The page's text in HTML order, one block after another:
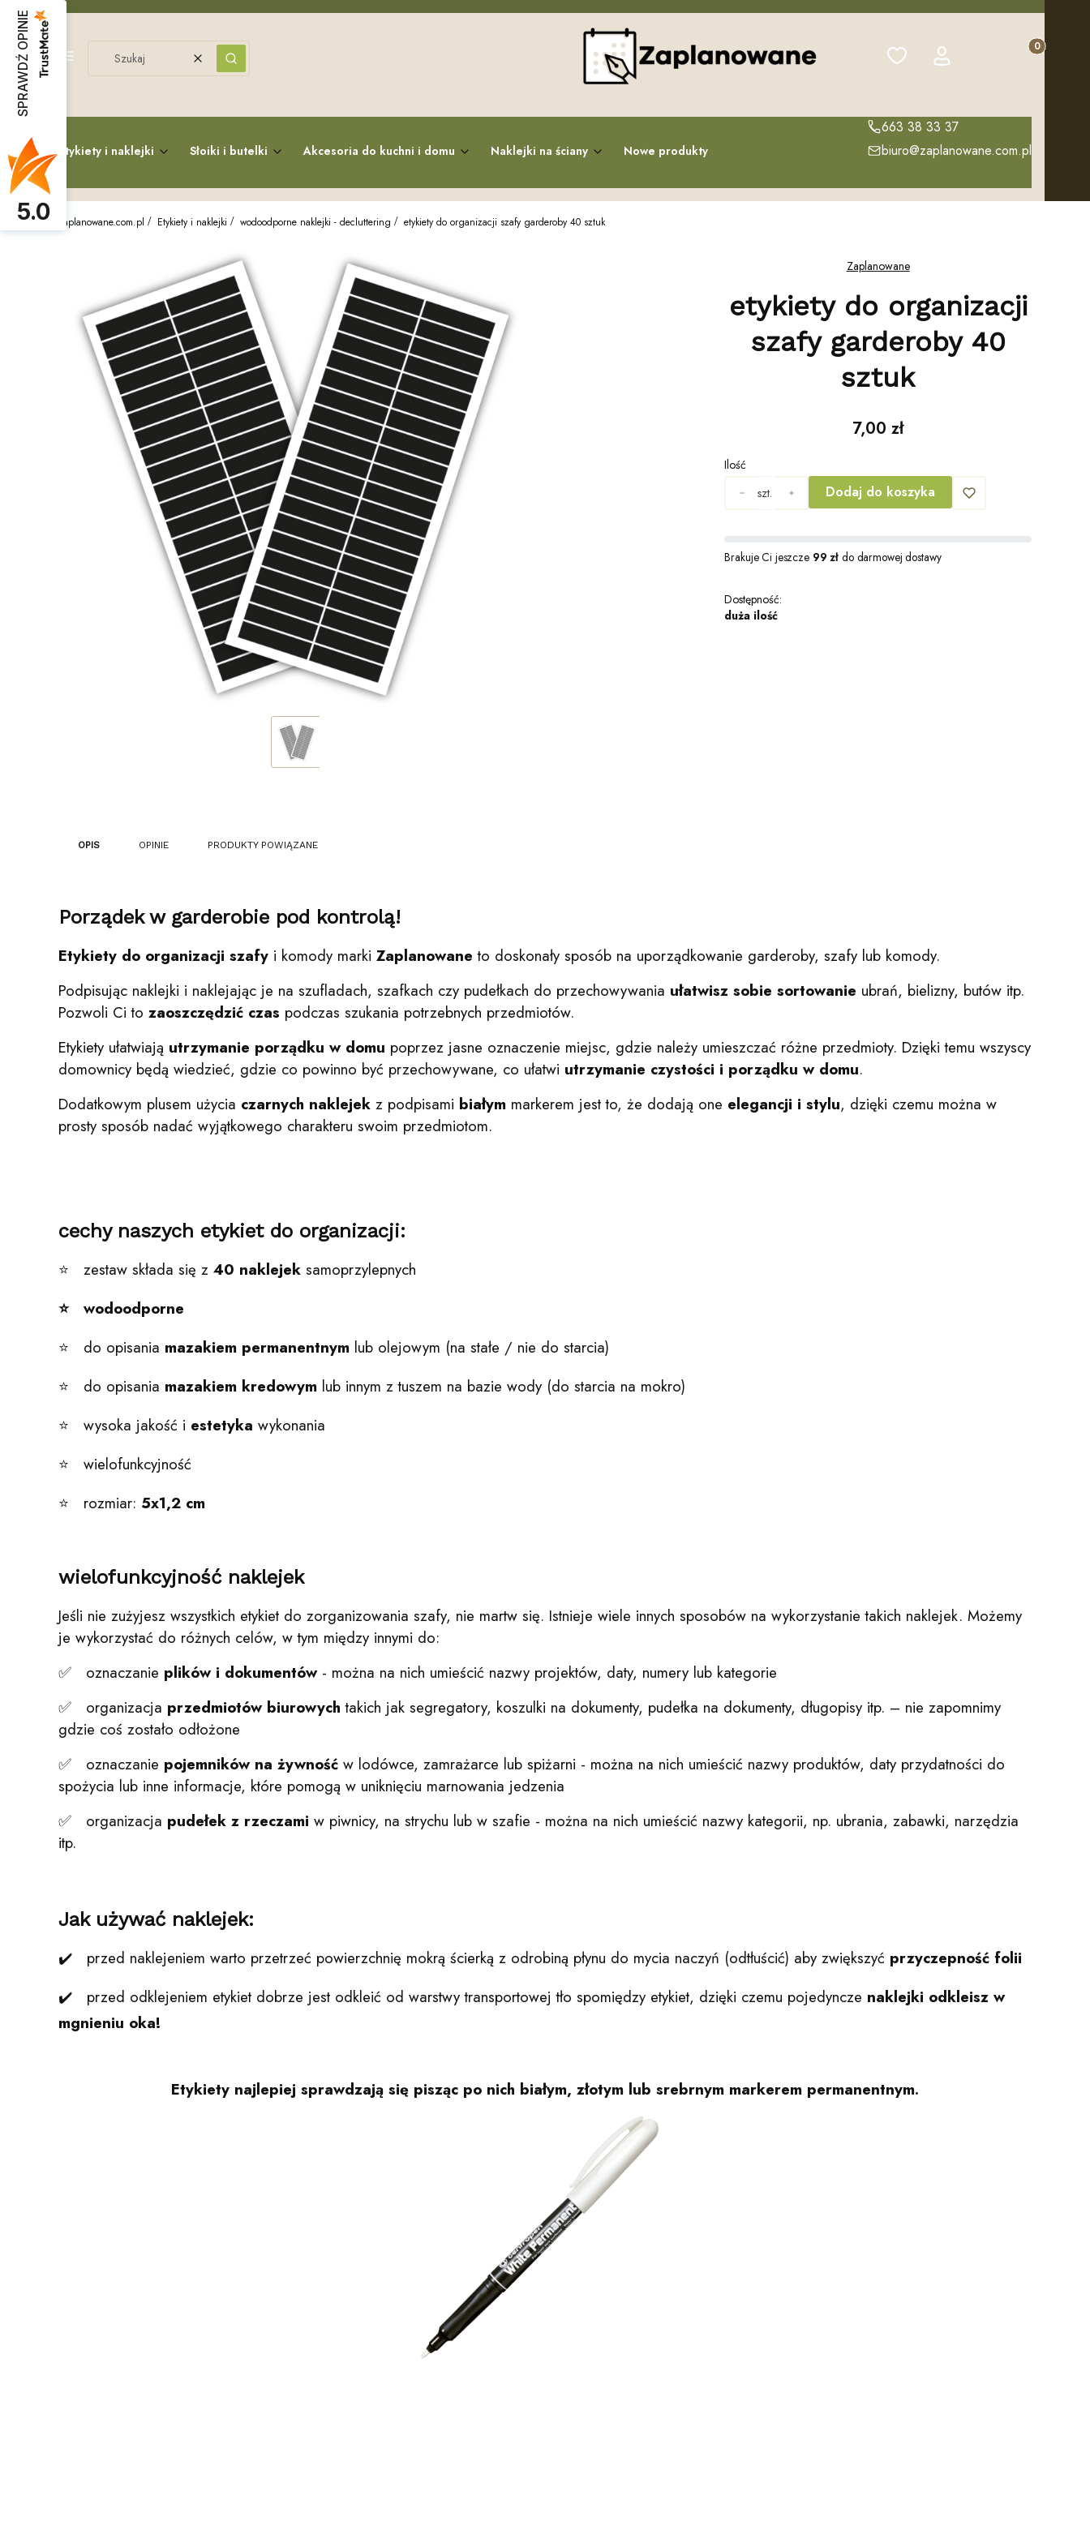
Menu
WyczyśćSzukaj
Ulubione Zaloguj się Produkty w
Koszyk
Etykiety i naklejki Słoiki i butelki Akcesoria do kuchni i domu Naklejki na ściany Nowe produkty
663 38 33 37
biuro@zaplanowane.com.pl
zaplanowane.com.pl Etykiety i naklejki wodoodporne naklejki - decluttering etykiety do organizacji szafy garderoby 40 sztuk
Zaplanowane
etykiety do organizacji
szafy garderoby 40
sztuk
Cena
7,00 zł
Ilość
szt.
Dodaj do koszyka
Brakuje Ci jeszcze 99 zł do darmowej dostawy
Dostępność:
duża ilość
OPIS OPINIE PRODUKTY POWIĄZANE
Porządek w garderobie pod kontrolą!
Etykiety do organizacji szafy i komody marki Zaplanowane to doskonały sposób na uporządkowanie garderoby, szafy lub komody.
Podpisując naklejki i naklejając je na szufladach, szafkach czy pudełkach do przechowywania ułatwisz sobie sortowanie ubrań, bielizny, butów itp.
Pozwoli Ci to zaoszczędzić czas podczas szukania potrzebnych przedmiotów.
Etykiety ułatwiają utrzymanie porządku w domu poprzez jasne oznaczenie miejsc, gdzie należy umieszczać różne przedmioty. Dzięki temu wszyscy
domownicy będą wiedzieć, gdzie co powinno być przechowywane, co ułatwi utrzymanie czystości i porządku w domu.
Dodatkowym plusem użycia czarnych naklejek z podpisami białym markerem jest to, że dodają one elegancji i stylu, dzięki czemu można w
prosty sposób nadać wyjątkowego charakteru swoim przedmiotom.
cechy naszych etykiet do organizacji:
⭐ zestaw składa się z 40 naklejek samoprzylepnych
⭐ wodoodporne
⭐ do opisania mazakiem permanentnym lub olejowym (na stałe / nie do starcia)
⭐ do opisania mazakiem kredowym lub innym z tuszem na bazie wody (do starcia na mokro)
⭐ wysoka jakość i estetyka wykonania
⭐ wielofunkcyjność
⭐ rozmiar: 5x1,2 cm
wielofunkcyjność naklejek
Jeśli nie zużyjesz wszystkich etykiet do zorganizowania szafy, nie martw się. Istnieje wiele innych sposobów na wykorzystanie takich naklejek. Możemy
je wykorzystać do różnych celów, w tym między innymi do:
✅ oznaczanie plików i dokumentów- można na nich umieścić nazwy projektów, daty, numery lub kategorie
✅ organizacja przedmiotów biurowych takich jak segregatory, koszulki na dokumenty, pudełka na dokumenty, długopisy itp. – nie zapomnimy
gdzie coś zostało odłożone
✅ oznaczanie pojemników na żywność w lodówce, zamrażarce lub spiżarni - można na nich umieścić nazwy produktów, daty przydatności do
spożycia lub inne informacje, które pomogą w uniknięciu marnowania jedzenia
✅ organizacja pudełek z rzeczami w piwnicy, na strychu lub w szafie - można na nich umieścić nazwy kategorii, np. ubrania, zabawki, narzędzia
itp.
Jak używać naklejek:
✔️ przed naklejeniem warto przetrzeć powierzchnię mokrą ścierką z odrobiną płynu do mycia naczyń (odtłuścić) aby zwiększyć przyczepność folii
✔️ przed odklejeniem etykiet dobrze jest odkleić od warstwy transportowej tło spomiędzy etykiet, dzięki czemu pojedyncze naklejki odkleisz w
mgnieniu oka!
Etykiety najlepiej sprawdzają się pisząc po nich białym, złotym lub srebrnym markerem permanentnym.
SPRAWDŹ OPINIE
5.0